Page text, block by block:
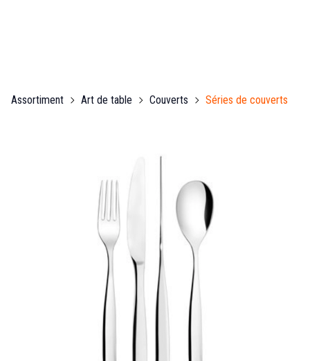
Assortiment Art de table Couverts Séries de couverts